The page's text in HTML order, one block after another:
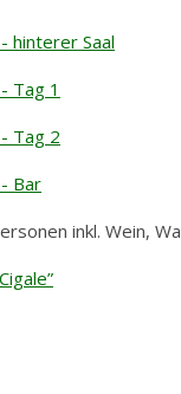
inkl. Wein,